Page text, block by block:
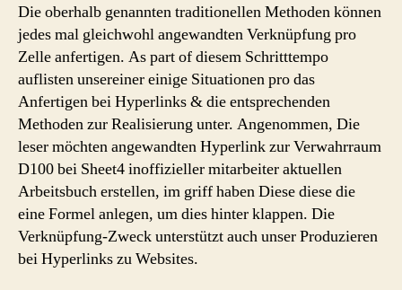
Die oberhalb genannten traditionellen Methoden können
jedes mal gleichwohl angewandten Verknüpfung pro
Zelle anfertigen. As part of diesem Schritttempo
auflisten unsereiner einige Situationen pro das
Anfertigen bei Hyperlinks & die entsprechenden
Methoden zur Realisierung unter. Angenommen, Die
leser möchten angewandten Hyperlink zur Verwahrraum
D100 bei Sheet4 inoffizieller mitarbeiter aktuellen
Arbeitsbuch erstellen, im griff haben Diese diese die
eine Formel anlegen, um dies hinter klappen. Die
Verknüpfung-Zweck unterstützt auch unser Produzieren
bei Hyperlinks zu Websites.